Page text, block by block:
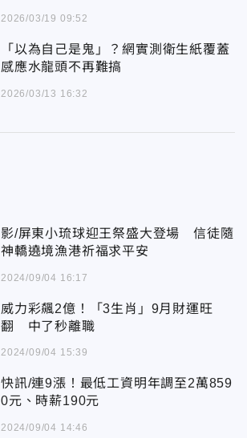
2026/03/19 09:52
「以為自己是鬼」？網實測衛生紙覆蓋
感應水龍頭不再難搞
2026/03/13 16:32
影/屏東小琉球迎王祭盛大登場 信徒隨
神轎遶境漁港祈福求平安
2024/09/04 16:17
威力彩飆2億！「3生肖」9月財運旺
翻 中了秒離職
2024/09/04 15:39
快訊/連9漲！最低工資明年調至2萬859
0元、時薪190元
2024/09/04 14:46